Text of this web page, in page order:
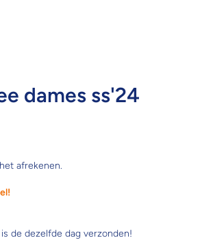
dames ss'24
afrekenen.
de dezelfde dag verzonden!